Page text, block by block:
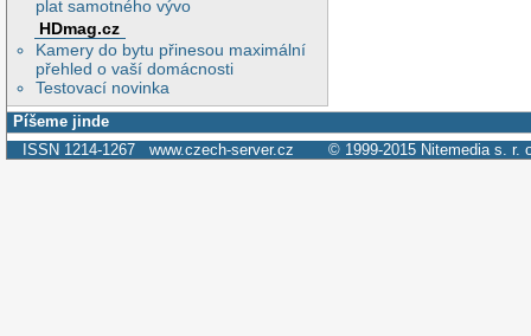
plat samotného vývo
HDmag.cz
Kamery do bytu přinesou maximální
přehled o vaší domácnosti
Testovací novinka
Píšeme jinde
ISSN 1214-1267 www.czech-server.cz © 1999-2015 Nitemedia s. r.